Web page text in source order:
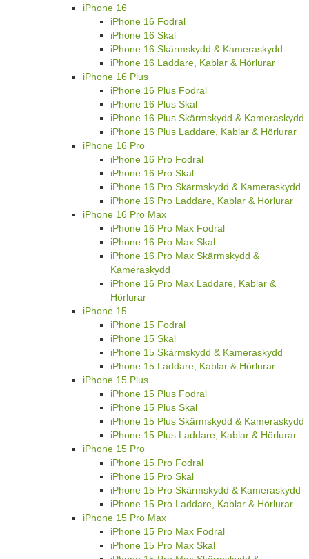
iPhone 16
iPhone 16 Fodral
iPhone 16 Skal
iPhone 16 Skärmskydd & Kameraskydd
iPhone 16 Laddare, Kablar & Hörlurar
iPhone 16 Plus
iPhone 16 Plus Fodral
iPhone 16 Plus Skal
iPhone 16 Plus Skärmskydd & Kameraskydd
iPhone 16 Plus Laddare, Kablar & Hörlurar
iPhone 16 Pro
iPhone 16 Pro Fodral
iPhone 16 Pro Skal
iPhone 16 Pro Skärmskydd & Kameraskydd
iPhone 16 Pro Laddare, Kablar & Hörlurar
iPhone 16 Pro Max
iPhone 16 Pro Max Fodral
iPhone 16 Pro Max Skal
iPhone 16 Pro Max Skärmskydd &
Kameraskydd
iPhone 16 Pro Max Laddare, Kablar &
Hörlurar
iPhone 15
iPhone 15 Fodral
iPhone 15 Skal
iPhone 15 Skärmskydd & Kameraskydd
iPhone 15 Laddare, Kablar & Hörlurar
iPhone 15 Plus
iPhone 15 Plus Fodral
iPhone 15 Plus Skal
iPhone 15 Plus Skärmskydd & Kameraskydd
iPhone 15 Plus Laddare, Kablar & Hörlurar
iPhone 15 Pro
iPhone 15 Pro Fodral
iPhone 15 Pro Skal
iPhone 15 Pro Skärmskydd & Kameraskydd
iPhone 15 Pro Laddare, Kablar & Hörlurar
iPhone 15 Pro Max
iPhone 15 Pro Max Fodral
iPhone 15 Pro Max Skal